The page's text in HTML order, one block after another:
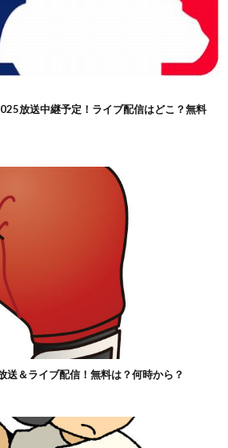
放送中継予定！ライブ配信はどこ？無料
送＆ライブ配信！無料は？何時から？